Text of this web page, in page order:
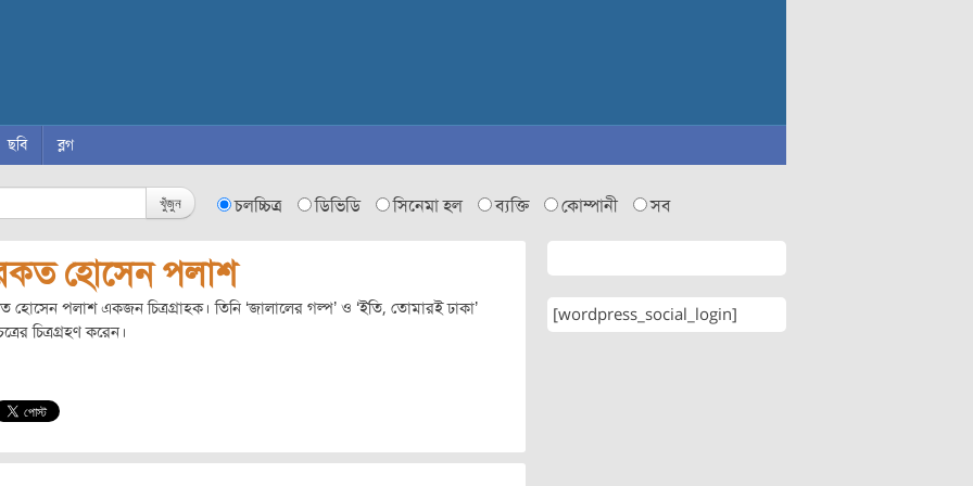
ছবি ব্লগ
খুঁজুন চলচ্চিত্র ডিভিডি সিনেমা হল ব্যক্তি কোম্পানী সব
হোসেন পলাশ
হোসেন পলাশ একজন চিত্রগ্রাহক। তিনি ‘জালালের গল্প’ ও ‘ইতি, তোমারই ঢাকা’
চিত্রগ্রহণ করেন।
[wordpress_social_login]